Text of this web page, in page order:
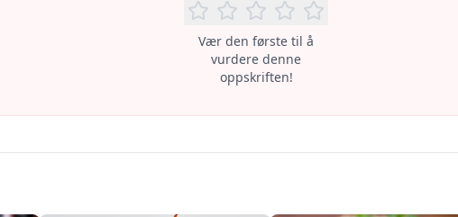
Vær den første til å
vurdere denne
oppskriften!